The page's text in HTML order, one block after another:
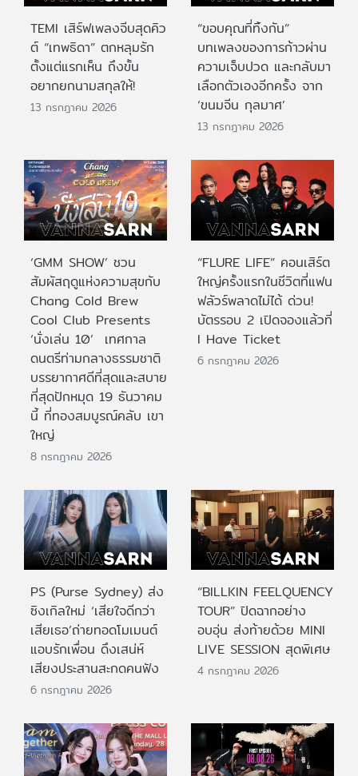
TEMI เสิร์ฟเพลงจีบสุดคิว
ต์ “เทพธิดา” ตกหลุมรัก
ตั้งแต่แรกเห็น ถึงขั้น
อยากยกนามสกุลให้!
13 กรกฎาคม 2026
“ขอบคุณที่ทิ้งกัน”
บทเพลงของการก้าวผ่าน
ความเจ็บปวด และกลับมา
เลือกตัวเองอีกครั้ง จาก
‘ขนมจีน กุลมาศ’
13 กรกฎาคม 2026
‘GMM SHOW’ ชวน
สัมผัสฤดูแห่งความสุขกับ
Chang Cold Brew
Cool Club Presents
‘นั่งเล่น 10’ เทศกาล
ดนตรีท่ามกลางธรรมชาติ
บรรยากาศดีที่สุดและสบาย
ที่สุดปักหมุด 19 ธันวาคม
นี้ ที่ทองสมบูรณ์คลับ เขา
ใหญ่
8 กรกฎาคม 2026
“FLURE LIFE” คอนเสิร์ต
ใหญ่ครั้งแรกในชีวิตที่แฟน
ฟลัวร์พลาดไม่ได้ ด่วน!
บัตรรอบ 2 เปิดจองแล้วที่
I Have Ticket
6 กรกฎาคม 2026
PS (Purse Sydney) ส่ง
ซิงเกิลใหม่ ‘เสียใจดีกว่า
เสียเธอ’ถ่ายทอดโมเมนต์
แอบรักเพื่อน ดึงเสน่ห์
เสียงประสานสะกดคนฟัง
6 กรกฎาคม 2026
“BILLKIN FEELQUENCY
TOUR” ปิดฉากอย่าง
อบอุ่น ส่งท้ายด้วย MINI
LIVE SESSION สุดพิเศษ
4 กรกฎาคม 2026